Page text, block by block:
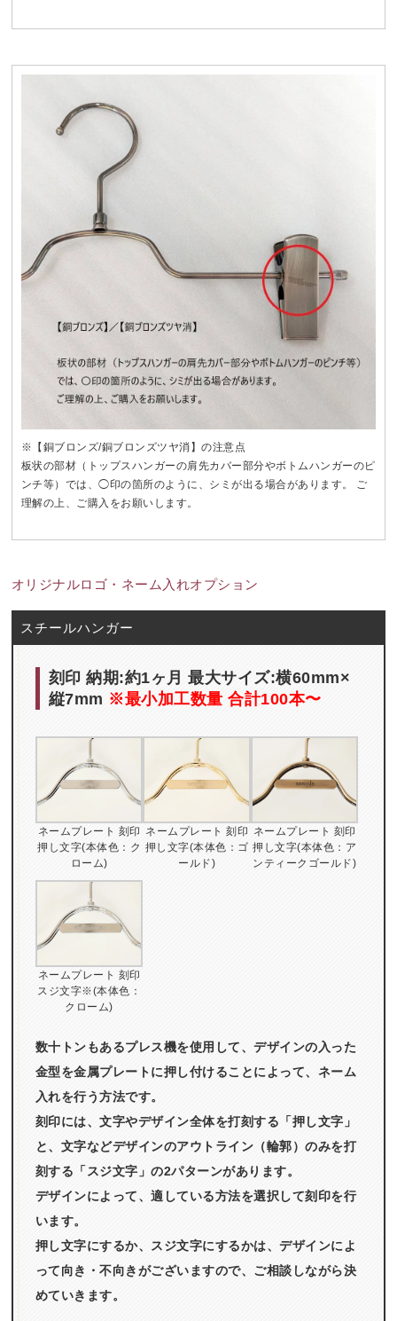
※【銅ブロンズ/銅ブロンズツヤ消】の注意点
板状の部材（トップスハンガーの肩先カバー部分やボトムハンガーのピ
ンチ等）では、◯印の箇所のように、シミが出る場合があります。 ご
理解の上、ご購入をお願いします。
オリジナルロゴ・ネーム入れオプション
スチールハンガー
刻印 納期:約1ヶ月 最大サイズ:横60mm×
縦7mm ※最小加工数量 合計100本〜
ネームプレート 刻印
押し文字(本体色：ク
ローム)
ネームプレート 刻印
押し文字(本体色：ゴ
ールド)
ネームプレート 刻印
押し文字(本体色：ア
ンティークゴールド)
ネームプレート 刻印
スジ文字※(本体色：
クローム)
数十トンもあるプレス機を使用して、デザインの入った
金型を金属プレートに押し付けることによって、ネーム
入れを行う方法です。
刻印には、文字やデザイン全体を打刻する「押し文字」
と、文字などデザインのアウトライン（輪郭）のみを打
刻する「スジ文字」の2パターンがあります。
デザインによって、適している方法を選択して刻印を行
います。
押し文字にするか、スジ文字にするかは、デザインによ
って向き・不向きがございますので、ご相談しながら決
めていきます。